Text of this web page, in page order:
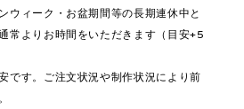
ウィーク・お盆期間等の長期連休中と
常よりお時間をいただきます（目安+5
です。ご注文状況や制作状況により前